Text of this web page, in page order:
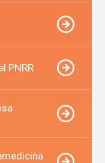
PNRR